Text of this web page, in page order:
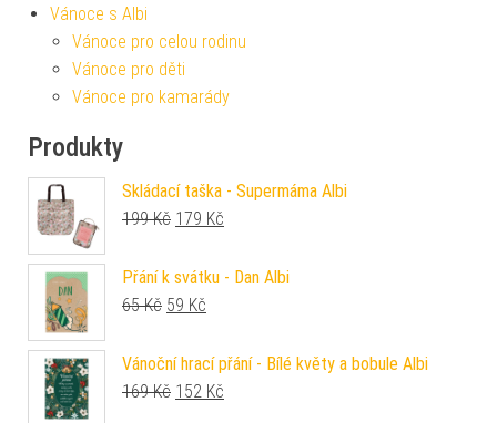
Vánoce s Albi
Vánoce pro celou rodinu
Vánoce pro děti
Vánoce pro kamarády
Produkty
Skládací taška - Supermáma Albi
199Kč Původní cena byla: 199 Kč.
179 Kč
Přání k svátku - Dan Albi
65Kč Původní cena byla: 65 Kč.
59 Kč
Vánoční hrací přání - Bílé květy a bobule Albi
169Kč Původní cena byla: 169 Kč.
152 Kč